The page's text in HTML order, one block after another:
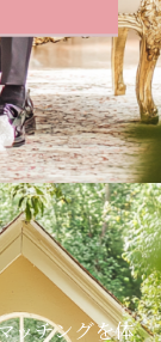
ッチングを体